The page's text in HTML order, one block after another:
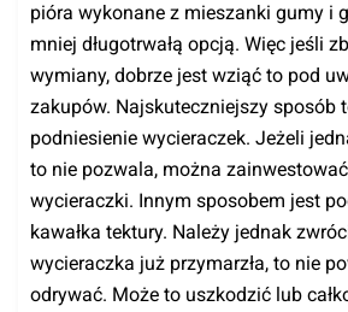
pióra wykonane z mieszanki gumy i
mniej długotrwałą opcją. Więc jeśli
wymiany, dobrze jest wziąć to pod
zakupów. Najskuteczniejszy sposób
podniesienie wycieraczek. Jeżeli
to nie pozwala, można
wycieraczki. Innym sposobem jest
kawałka tektury. Należy jednak
wycieraczka już przymarzła, to nie
odrywać. Może to uszkodzić lub